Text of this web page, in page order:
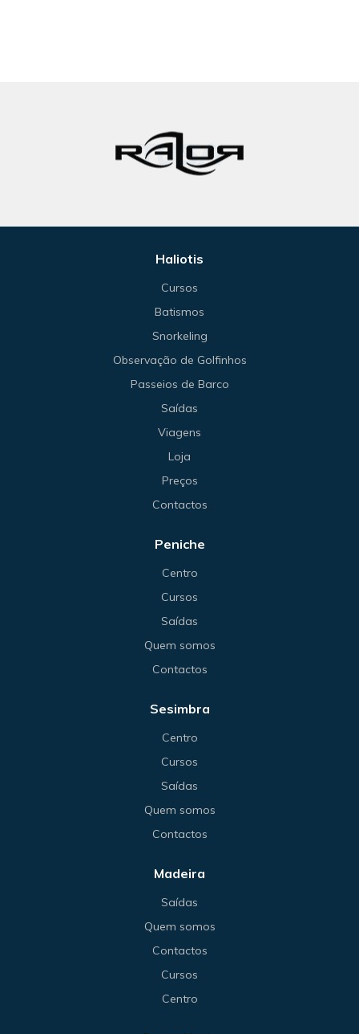
Haliotis
Cursos
Batismos
Snorkeling
Observação de Golfinhos
Passeios de Barco
Saídas
Viagens
Loja
Preços
Contactos
Peniche
Centro
Cursos
Saídas
Quem somos
Contactos
Sesimbra
Centro
Cursos
Saídas
Quem somos
Contactos
Madeira
Saídas
Quem somos
Contactos
Cursos
Centro